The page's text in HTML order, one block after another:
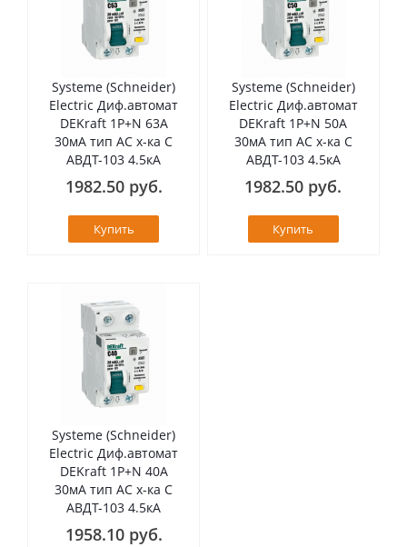
Systeme (Schneider)
Electric Диф.автомат
DEKraft 1Р+N 63А
30мА тип AC х-ка C
АВДТ-103 4.5кА
1982.50 руб.
Купить
Systeme (Schneider)
Electric Диф.автомат
DEKraft 1Р+N 50А
30мА тип AC х-ка C
АВДТ-103 4.5кА
1982.50 руб.
Купить
Systeme (Schneider)
Electric Диф.автомат
DEKraft 1Р+N 40А
30мА тип AC х-ка C
АВДТ-103 4.5кА
1958.10 руб.